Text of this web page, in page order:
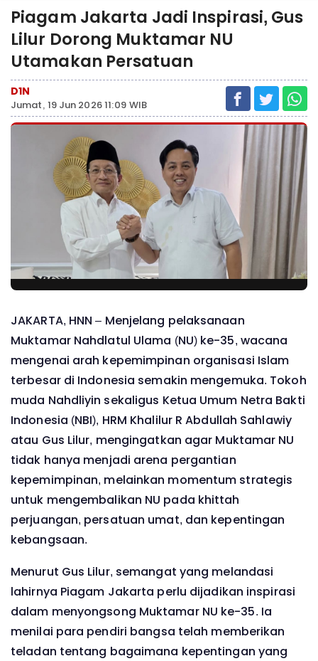
Piagam Jakarta Jadi Inspirasi, Gus
Lilur Dorong Muktamar NU
Utamakan Persatuan
D1N
Jumat, 19 Jun 2026 11:09 WIB
JAKARTA, HNN – Menjelang pelaksanaan
Muktamar Nahdlatul Ulama (NU) ke-35, wacana
mengenai arah kepemimpinan organisasi Islam
terbesar di Indonesia semakin mengemuka. Tokoh
muda Nahdliyin sekaligus Ketua Umum Netra Bakti
Indonesia (NBI), HRM Khalilur R Abdullah Sahlawiy
atau Gus Lilur, mengingatkan agar Muktamar NU
tidak hanya menjadi arena pergantian
kepemimpinan, melainkan momentum strategis
untuk mengembalikan NU pada khittah
perjuangan, persatuan umat, dan kepentingan
kebangsaan.
Menurut Gus Lilur, semangat yang melandasi
lahirnya Piagam Jakarta perlu dijadikan inspirasi
dalam menyongsong Muktamar NU ke-35. Ia
menilai para pendiri bangsa telah memberikan
teladan tentang bagaimana kepentingan yang